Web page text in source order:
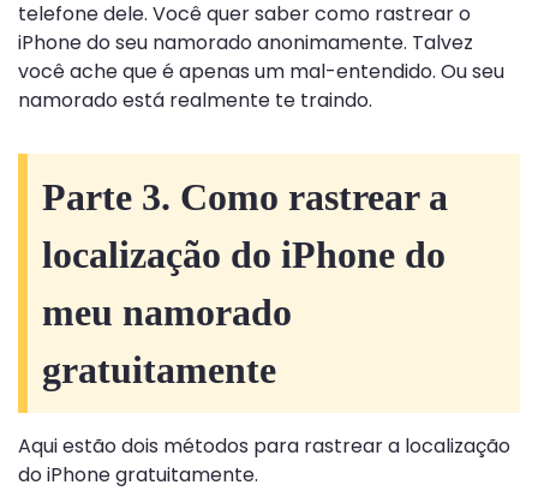
telefone dele. Você quer saber como rastrear o
iPhone do seu namorado anonimamente. Talvez
você ache que é apenas um mal-entendido. Ou seu
namorado está realmente te traindo.
Parte 3. Como rastrear a
localização do iPhone do
meu namorado
gratuitamente
Aqui estão dois métodos para rastrear a localização
do iPhone gratuitamente.